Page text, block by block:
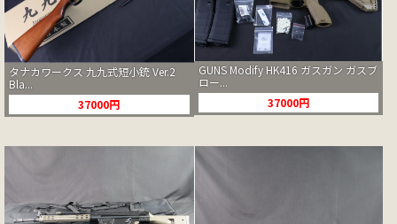
タナカワークス 九九式短小銃 Ver.2
Bla...
37000円
GUNS Modify HK416 ガスガン ガスブ
ロー...
37000円